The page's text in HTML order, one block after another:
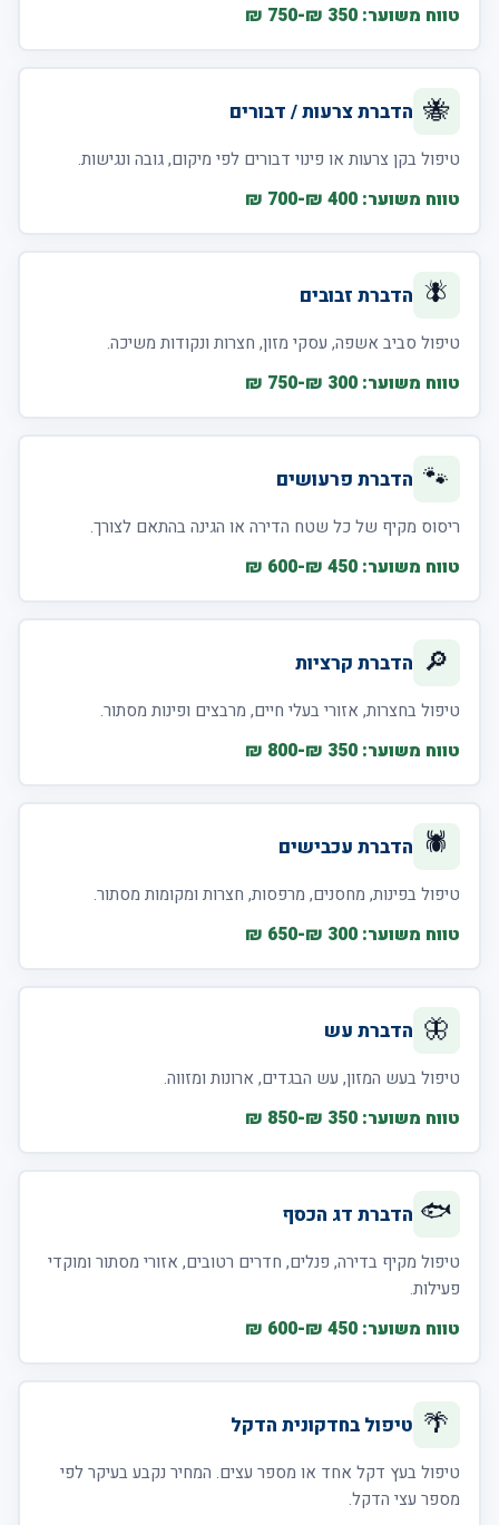
טווח משוער: 350 ₪-750 ₪
🐝 הדברת צרעות / דבורים
טיפול בקן צרעות או פינוי דבורים לפי מיקום, גובה ונגישות.
טווח משוער: 400 ₪-700 ₪
🪰 הדברת זבובים
טיפול סביב אשפה, עסקי מזון, חצרות ונקודות משיכה.
טווח משוער: 300 ₪-750 ₪
🐾 הדברת פרעושים
ריסוס מקיף של כל שטח הדירה או הגינה בהתאם לצורך.
טווח משוער: 450 ₪-600 ₪
🔎 הדברת קרציות
טיפול בחצרות, אזורי בעלי חיים, מרבצים ופינות מסתור.
טווח משוער: 350 ₪-800 ₪
🕷️ הדברת עכבישים
טיפול בפינות, מחסנים, מרפסות, חצרות ומקומות מסתור.
טווח משוער: 300 ₪-650 ₪
🦋 הדברת עש
טיפול בעש המזון, עש הבגדים, ארונות ומזווה.
טווח משוער: 350 ₪-850 ₪
🐟 הדברת דג הכסף
טיפול מקיף בדירה, פנלים, חדרים רטובים, אזורי מסתור ומוקדי
פעילות.
טווח משוער: 450 ₪-600 ₪
🌴 טיפול בחדקונית הדקל
טיפול בעץ דקל אחד או מספר עצים. המחיר נקבע בעיקר לפי
מספר עצי הדקל.